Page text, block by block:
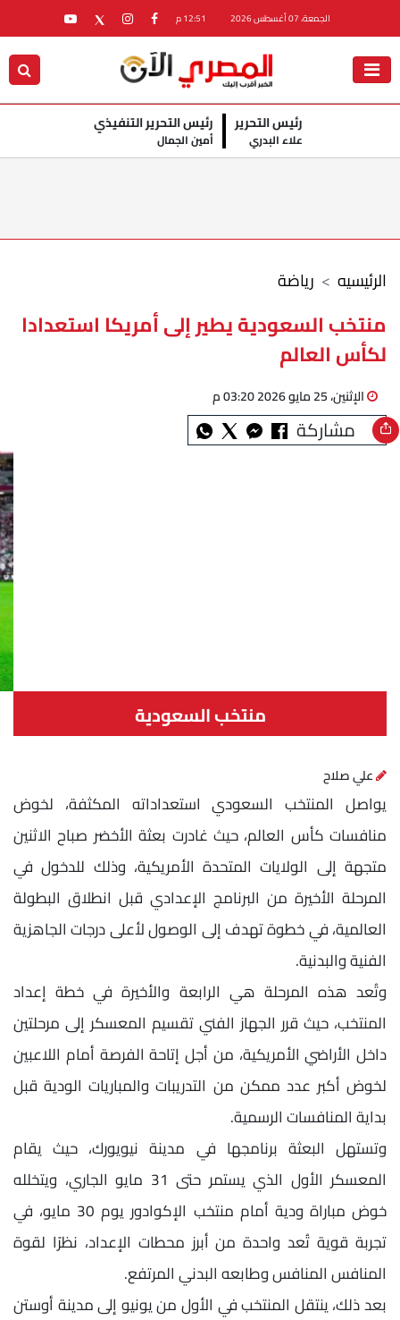
الجمعة، 07 أغسطس 2026
رئيس التحرير
علاء البدري
رئيس التحرير التنفيذي
أمين الجمال
رياضة الرئيسيه
منتخب السعودية يطير إلى أمريكا استعدادا
لكأس العالم
الإثنين، 25 مايو 2026 03:20 م
مشاركة
منتخب السعودية
علي صلاح
يواصل المنتخب السعودي استعداداته المكثفة، لخوض
منافسات كأس العالم، حيث غادرت بعثة الأخضر صباح الاثنين
متجهة إلى الولايات المتحدة الأمريكية، وذلك للدخول في
المرحلة الأخيرة من البرنامج الإعدادي قبل انطلاق البطولة
العالمية، في خطوة تهدف إلى الوصول لأعلى درجات الجاهزية
الفنية والبدنية.
وتُعد هذه المرحلة هي الرابعة والأخيرة في خطة إعداد
المنتخب، حيث قرر الجهاز الفني تقسيم المعسكر إلى مرحلتين
داخل الأراضي الأمريكية، من أجل إتاحة الفرصة أمام اللاعبين
لخوض أكبر عدد ممكن من التدريبات والمباريات الودية قبل
بداية المنافسات الرسمية.
وتستهل البعثة برنامجها في مدينة نيويورك، حيث يقام
المعسكر الأول الذي يستمر حتى 31 مايو الجاري، ويتخلله
خوض مباراة ودية أمام منتخب الإكوادور يوم 30 مايو، في
تجربة قوية تُعد واحدة من أبرز محطات الإعداد، نظرًا لقوة
المنافس المنافس وطابعه البدني المرتفع.
بعد ذلك، ينتقل المنتخب في الأول من يونيو إلى مدينة أوستن